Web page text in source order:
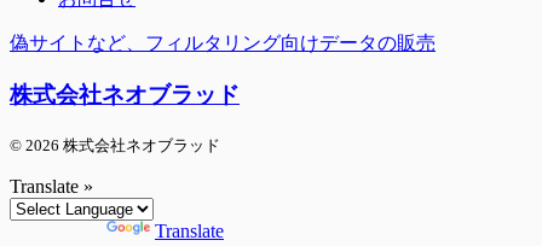
偽サイトなど、フィルタリング向けデータの販売
株式会社ネオブラッド
© 2026 株式会社ネオブラッド
Translate »
Translate